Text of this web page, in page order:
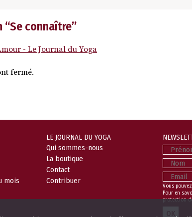
“Se connaître”
- Le Journal du Yoga
fermé.
mois
LE JOURNAL DU YOGA
Qui sommes-nous
La boutique
Contact
Contribuer
Prénom
Nom
Email
Vous
Pour en
protection